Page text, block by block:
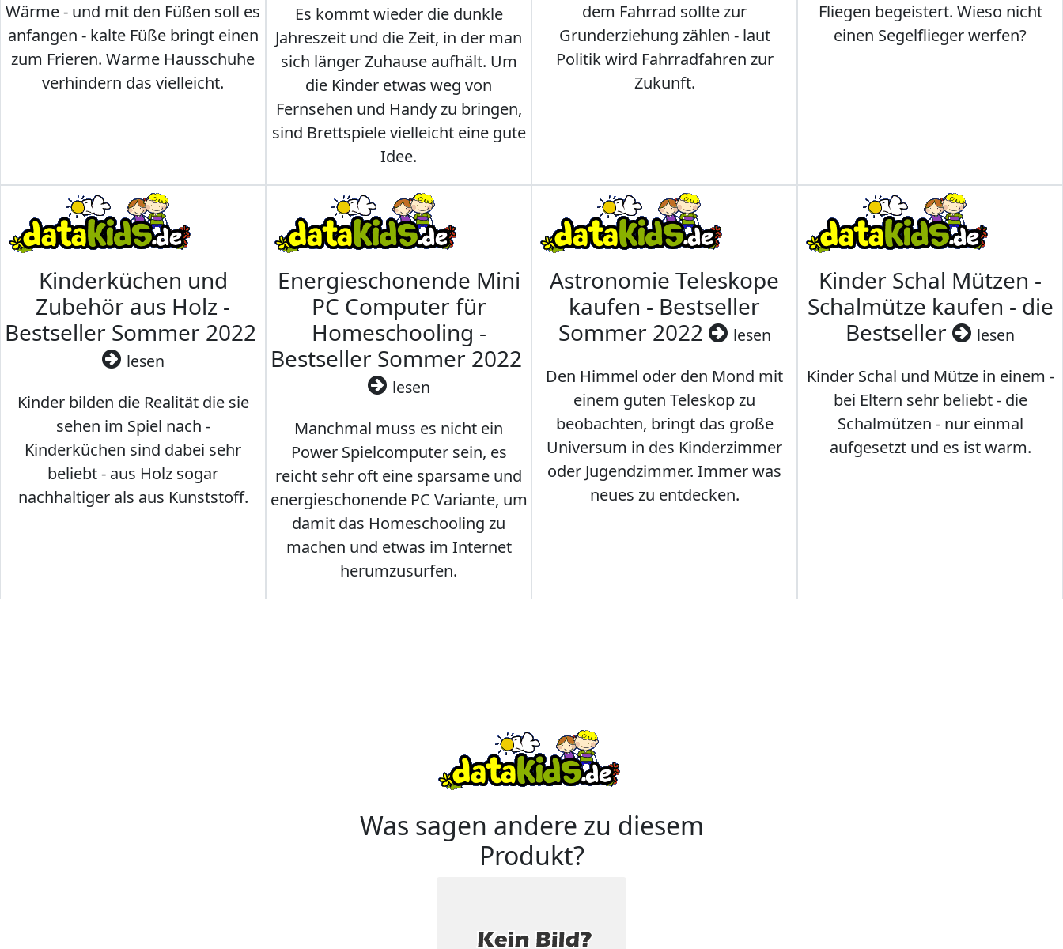
Wärme - und mit den Füßen soll es
anfangen - kalte Füße bringt einen
zum Frieren. Warme Hausschuhe
verhindern das vielleicht.
Es kommt wieder die dunkle
Jahreszeit und die Zeit, in der man
sich länger Zuhause aufhält. Um
die Kinder etwas weg von
Fernsehen und Handy zu bringen,
sind Brettspiele vielleicht eine gute
Idee.
dem Fahrrad sollte zur
Grunderziehung zählen - laut
Politik wird Fahrradfahren zur
Zukunft.
Fliegen begeistert. Wieso nicht
einen Segelflieger werfen?
Kinderküchen und
Zubehör aus Holz -
Bestseller Sommer 2022
lesen
Kinder bilden die Realität die sie
sehen im Spiel nach -
Kinderküchen sind dabei sehr
beliebt - aus Holz sogar
nachhaltiger als aus Kunststoff.
Energieschonende Mini
PC Computer für
Homeschooling -
Bestseller Sommer 2022
lesen
Manchmal muss es nicht ein
Power Spielcomputer sein, es
reicht sehr oft eine sparsame und
energieschonende PC Variante, um
damit das Homeschooling zu
machen und etwas im Internet
herumzusurfen.
Astronomie Teleskope
kaufen - Bestseller
Sommer 2022
lesen
Den Himmel oder den Mond mit
einem guten Teleskop zu
beobachten, bringt das große
Universum in des Kinderzimmer
oder Jugendzimmer. Immer was
neues zu entdecken.
Kinder Schal Mützen -
Schalmütze kaufen - die
Bestseller
lesen
Kinder Schal und Mütze in einem -
bei Eltern sehr beliebt - die
Schalmützen - nur einmal
aufgesetzt und es ist warm.
Was sagen andere zu diesem
Produkt?